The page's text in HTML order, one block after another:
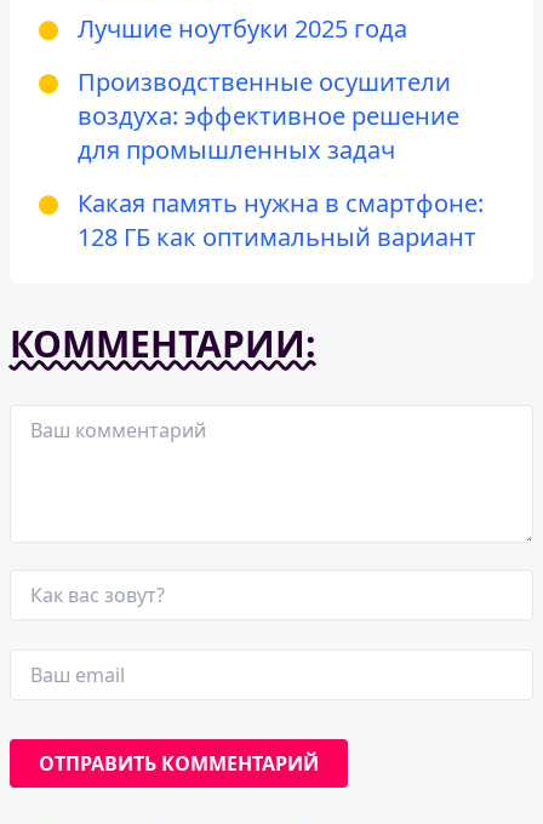
Лучшие ноутбуки 2025 года
Производственные осушители
воздуха: эффективное решение
для промышленных задач
Какая память нужна в смартфоне:
128 ГБ как оптимальный вариант
КОММЕНТАРИИ: